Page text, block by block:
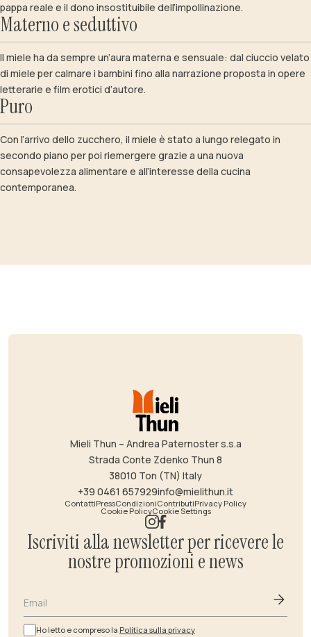
pappa reale e il dono insostituibile dell’impollinazione.
Materno e seduttivo
Il miele ha da sempre un’aura materna e sensuale: dal ciuccio velato
di miele per calmare i bambini fino alla narrazione proposta in opere
letterarie e film erotici d’autore.
Puro
Con l’arrivo dello zucchero, il miele è stato a lungo relegato in
secondo piano per poi riemergere grazie a una nuova
consapevolezza alimentare e all’interesse della cucina
contemporanea.
Mieli Thun – Andrea Paternoster s.s.a
Strada Conte Zdenko Thun 8
38010 Ton (TN) Italy
+39 0461 657929info@mielithun.it
ContattiPressCondizioniContributiPrivacy Policy
Cookie PolicyCookie Settings
Iscriviti alla newsletter per ricevere le
nostre promozioni e news
Email
Ho letto e compreso la Politica sulla privacy